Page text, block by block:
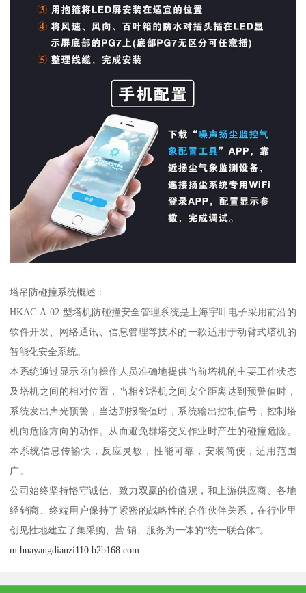
塔吊防碰撞系统概述：
HKAC-A-02 型塔机防碰撞安全管理系统是上海宇叶电子采用前沿的
软件开发、网络通讯、信息管理等技术的一款适用于动臂式塔机的
智能化安全系统。
本系统通过显示器向操作人员准确地提供当前塔机的主要工作状态
及塔机之间的相对位置，当相邻塔机之间安全距离达到预警值时，
系统发出声光预警，当达到报警值时，系统输出控制信号，控制塔
机向危险方向的动作。从而避免群塔交叉作业时产生的碰撞危险。
本系统信息传输快，反应灵敏，性能可靠，安装简便，适用范围
广。
公司始终坚持恪守诚信、致力双赢的价值观，和上游供应商、各地
经销商、终端用户保持了紧密的战略性的合作伙伴关系，在行业里
创见性地建立了集采购、营 销、服务为一体的“统一联合体”。
m.huayangdianzi110.b2b168.com